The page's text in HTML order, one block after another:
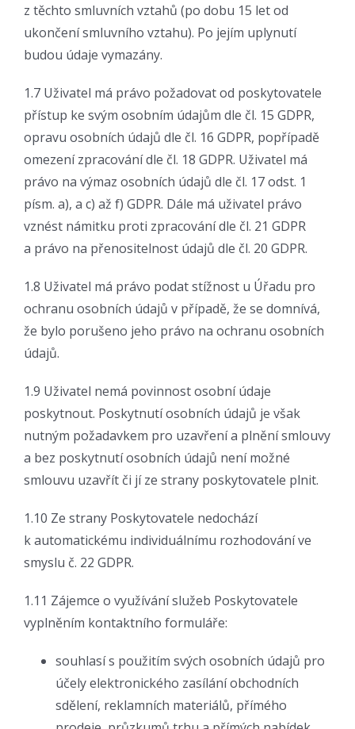
z těchto smluvních vztahů (po dobu 15 let od
ukončení smluvního vztahu). Po jejím uplynutí
budou údaje vymazány.
1.7 Uživatel má právo požadovat od poskytovatele
přístup ke svým osobním údajům dle čl. 15 GDPR,
opravu osobních údajů dle čl. 16 GDPR, popřípadě
omezení zpracování dle čl. 18 GDPR. Uživatel má
právo na výmaz osobních údajů dle čl. 17 odst. 1
písm. a), a c) až f) GDPR. Dále má uživatel právo
vznést námitku proti zpracování dle čl. 21 GDPR
a právo na přenositelnost údajů dle čl. 20 GDPR.
1.8 Uživatel má právo podat stížnost u Úřadu pro
ochranu osobních údajů v případě, že se domnívá,
že bylo porušeno jeho právo na ochranu osobních
údajů.
1.9 Uživatel nemá povinnost osobní údaje
poskytnout. Poskytnutí osobních údajů je však
nutným požadavkem pro uzavření a plnění smlouvy
a bez poskytnutí osobních údajů není možné
smlouvu uzavřít či jí ze strany poskytovatele plnit.
1.10 Ze strany Poskytovatele nedochází
k automatickému individuálnímu rozhodování ve
smyslu č. 22 GDPR.
1.11 Zájemce o využívání služeb Poskytovatele
vyplněním kontaktního formuláře:
souhlasí s použitím svých osobních údajů pro
účely elektronického zasílání obchodních
sdělení, reklamních materiálů, přímého